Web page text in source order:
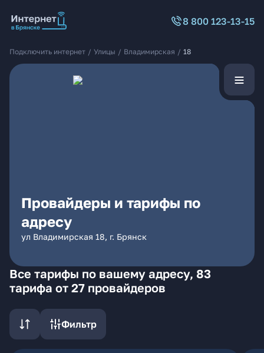
8 800 123-13-15
Подключить интернет / Улицы / Владимирская / 18
Провайдеры и тарифы по
адресу
ул Владимирская 18, г. Брянск
Все тарифы по вашему адресу, 83
тарифа от 27 провайдеров
Фильтр